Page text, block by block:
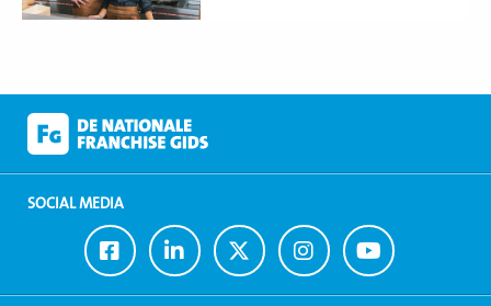
SOCIAL MEDIA
Ga
naar
Facebook
Ga
naar
LinkedIn
Ga
naar
Twitter
Ga
naar
Instagram
Ga
naar
Youtube